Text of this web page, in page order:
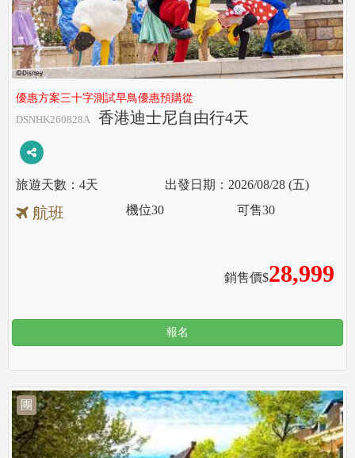
優惠方案三十字測試早鳥優惠預購從
DSNHK260828A
香港迪士尼自由行4天
4天 2026/08/28 (五)
航班
銷售價$28,999
機位30 可售30
報名
團